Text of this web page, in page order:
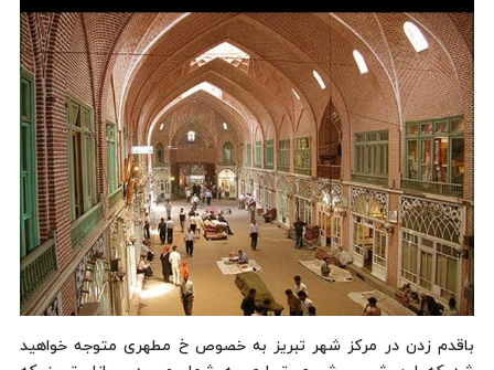
باقدم زدن در مرکز شهر تبریز به خصوص خ مطهری متوجه خواهید